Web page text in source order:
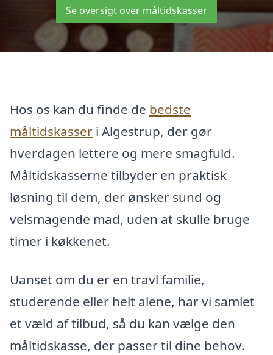
Se oversigt over måltidskasser
Hos os kan du finde de bedste
måltidskasser i Algestrup, der gør
hverdagen lettere og mere smagfuld.
Måltidskasserne tilbyder en praktisk
løsning til dem, der ønsker sund og
velsmagende mad, uden at skulle bruge
timer i køkkenet.
Uanset om du er en travl familie,
studerende eller helt alene, har vi samlet
et væld af tilbud, så du kan vælge den
måltidskasse, der passer til dine behov.